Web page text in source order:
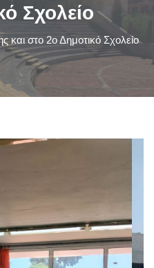
Σχολείο
και στο 2ο Δημοτικό Σχολείο